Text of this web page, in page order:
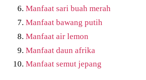
Manfaat sari buah merah
Manfaat bawang putih
Manfaat air lemon
Manfaat daun afrika
Manfaat semut jepang